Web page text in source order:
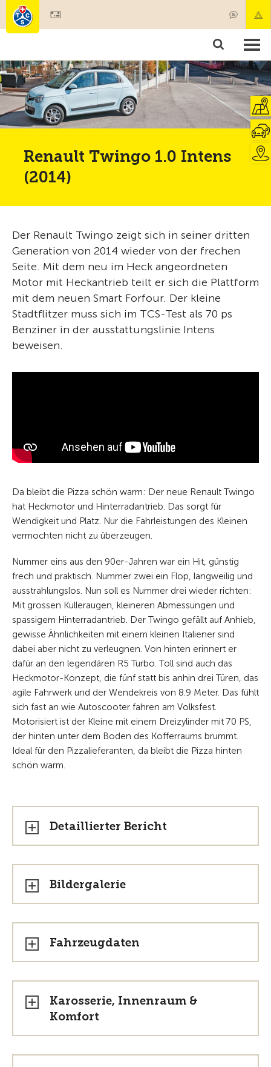
Mitgliedschaft & Leistungen
Test, Sicherheit & Gesundheit
Renault Twingo 1.0 Intens
(2014)
Der Renault Twingo zeigt sich in seiner dritten
Generation von 2014 wieder von der frechen
Seite. Mit dem neu im Heck angeordneten
Motor mit Heckantrieb teilt er sich die Plattform
mit dem neuen Smart Forfour. Der kleine
Stadtflitzer muss sich im TCS-Test als 70 ps
Benziner in der ausstattungslinie Intens
beweisen.
Da bleibt die Pizza schön warm: Der neue Renault Twingo
hat Heckmotor und Hinterradantrieb. Das sorgt für
Wendigkeit und Platz. Nur die Fahrleistungen des Kleinen
vermochten nicht zu überzeugen.
Nummer eins aus den 90er-Jahren war ein Hit, günstig
frech und praktisch. Nummer zwei ein Flop, langweilig und
ausstrahlungslos. Nun soll es Nummer drei wieder richten:
Mit grossen Kulleraugen, kleineren Abmessungen und
spassigem Hinterradantrieb. Der Twingo gefällt auf Anhieb,
gewisse Ähnlichkeiten mit einem kleinen Italiener sind
dabei aber nicht zu verleugnen. Von hinten erinnert er
dafür an den legendären R5 Turbo. Toll sind auch das
Heckmotor-Konzept, die fünf statt bis anhin drei Türen, das
agile Fahrwerk und der Wendekreis von 8.9 Meter. Das fühlt
sich fast an wie Autoscooter fahren am Volksfest.
Motorisiert ist der Kleine mit einem Dreizylinder mit 70 PS,
der hinten unter dem Boden des Kofferraums brummt.
Ideal für den Pizzalieferanten, da bleibt die Pizza hinten
schön warm.
Detaillierter Bericht
Bildergalerie
Fahrzeugdaten
Karosserie, Innenraum &
Komfort